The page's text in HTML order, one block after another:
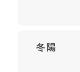
冬陽